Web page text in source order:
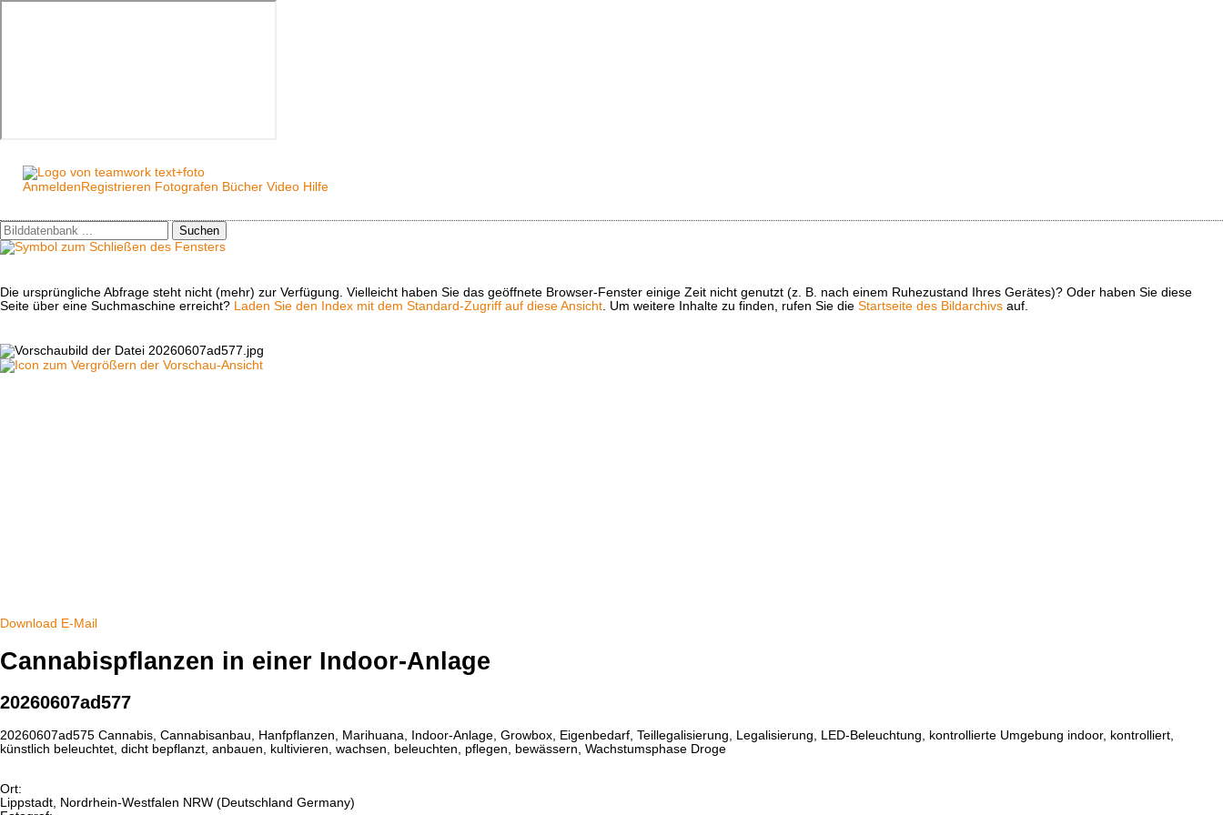
Anmelden Registrieren Fotografen Bücher Video Hilfe
Suchen
Die ursprüngliche Abfrage steht nicht (mehr) zur Verfügung. Vielleicht haben Sie das geöffnete Browser-Fenster einige Zeit nicht genutzt (z. B. nach einem Ruhezustand Ihres Gerätes)? Oder haben Sie diese
Seite über eine Suchmaschine erreicht? Laden Sie den Index mit dem Standard-Zugriff auf diese Ansicht. Um weitere Inhalte zu finden, rufen Sie die Startseite des Bildarchivs auf.
Download E-Mail
Cannabispflanzen in einer Indoor-Anlage
20260607ad577
20260607ad575 Cannabis, Cannabisanbau, Hanfpflanzen, Marihuana, Indoor-Anlage, Growbox, Eigenbedarf, Teillegalisierung, Legalisierung, LED-Beleuchtung, kontrollierte Umgebung indoor, kontrolliert,
künstlich beleuchtet, dicht bepflanzt, anbauen, kultivieren, wachsen, beleuchten, pflegen, bewässern, Wachstumsphase Droge
Ort:
Lippstadt, Nordrhein-Westfalen NRW (Deutschland Germany)